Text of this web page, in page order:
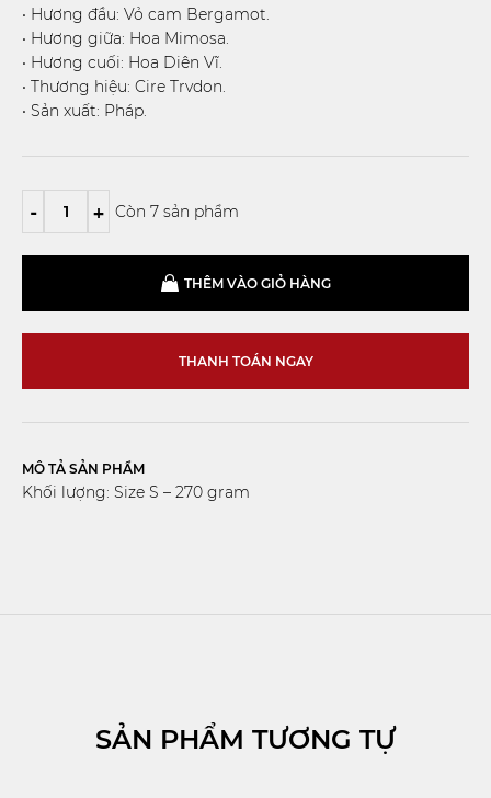
• Hương đầu: Vỏ cam Bergamot.
• Hương giữa: Hoa Mimosa.
• Hương cuối: Hoa Diên Vĩ.
• Thương hiệu: Cire Trvdon.
• Sản xuất: Pháp.
- + Còn 7 sản phẩm
THÊM VÀO GIỎ HÀNG
THANH TOÁN NGAY
MÔ TẢ SẢN PHẨM
Khối lượng: Size S – 270 gram
SẢN PHẨM TƯƠNG TỰ